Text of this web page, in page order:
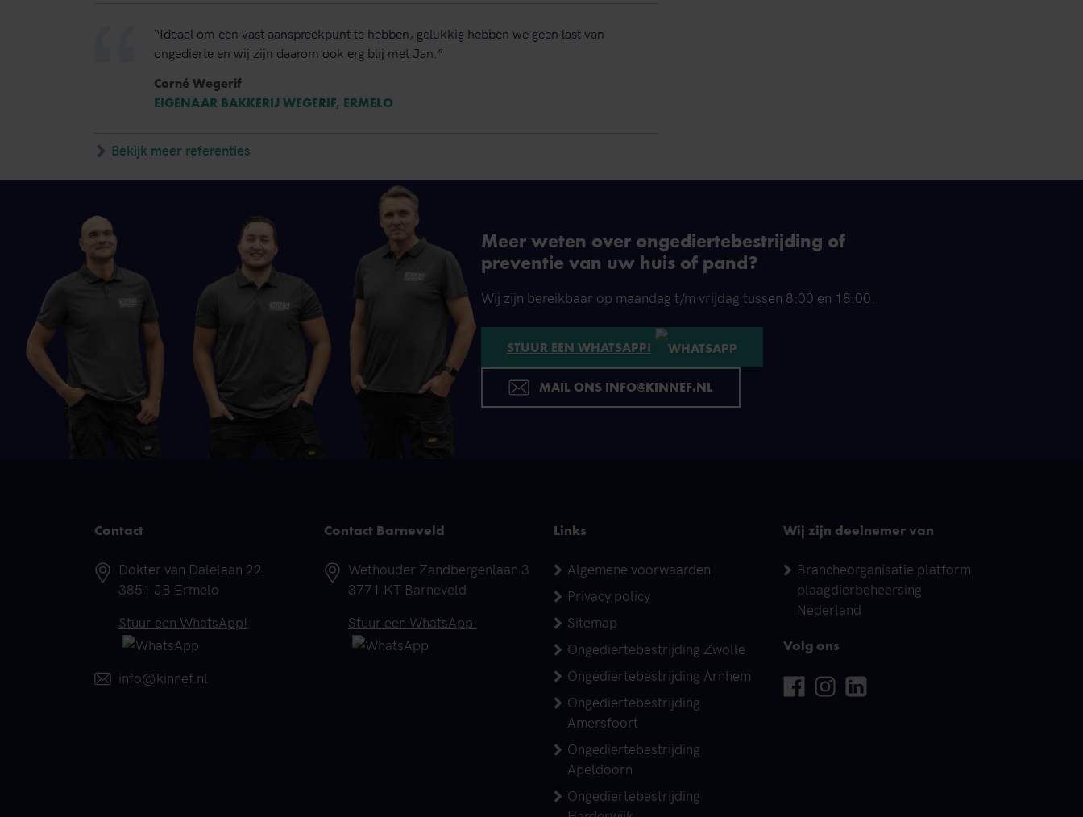
“Ideaal om een vast aanspreekpunt te hebben, gelukkig hebben we geen last van
ongedierte en wij zijn daarom ook erg blij met Jan.”
Corné Wegerif
EIGENAAR BAKKERIJ WEGERIF, ERMELO
Bekijk meer referenties
Meer weten over ongediertebestrijding of
preventie van uw huis of pand?
Wij zijn bereikbaar op maandag t/m vrijdag tussen 8:00 en 18:00.
STUUR EEN WHATSAPP!
MAIL ONS INFO@KINNEF.NL
Contact
Adres
Dokter van Dalelaan 22
3851 JB Ermelo
Telefoonnummer
Stuur een WhatsApp!
E-mail
info@kinnef.nl
Contact Barneveld
Adres
Wethouder Zandbergenlaan 3
3771 KT Barneveld
Telefoonnummer
Stuur een WhatsApp!
Links
Algemene voorwaarden
Privacy policy
Sitemap
Ongediertebestrijding Zwolle
Ongediertebestrijding Arnhem
Ongediertebestrijding
Amersfoort
Ongediertebestrijding
Apeldoorn
Ongediertebestrijding
Wij zijn deelnemer van
Brancheorganisatie platform
plaagdierbeheersing
Nederland
Volg ons
Facebook
InstagramLinkedin